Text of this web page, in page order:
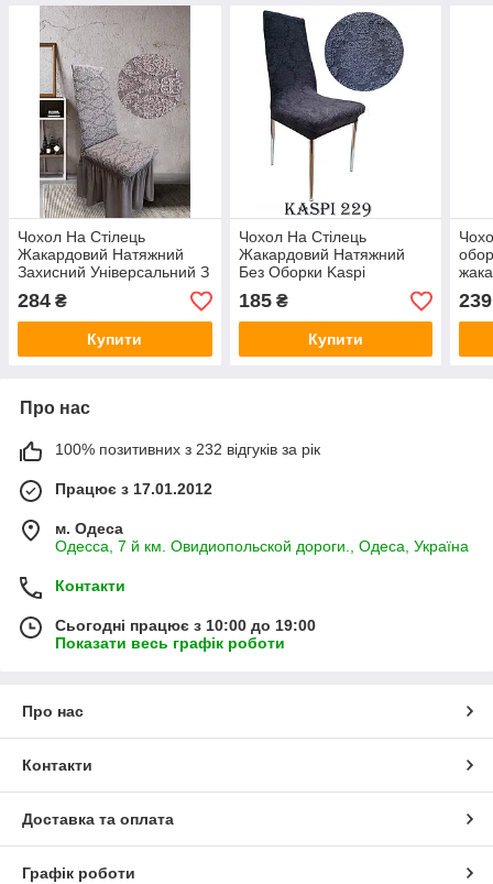
Чохол На Стілець
Жакардовий Натяжний
Захисний Універсальний З
Venera какао Туреччина
284 ₴
Купити
Чохол На Стілець
Жакардовий Натяжний
Без Оборки Kaspi
Колір
185₴
Купити
239
Про нас
100% позитивних з 232 відгуків за рік
Працює з 17.01.2012
м. Одеса
Одесса, 7 й км. Овидиопольской дороги., Одеса, Україна
Контакти
Сьогодні працює з 10:00 до 19:00
Показати весь графік роботи
Про нас
Контакти
Доставка та оплата
Графік роботи